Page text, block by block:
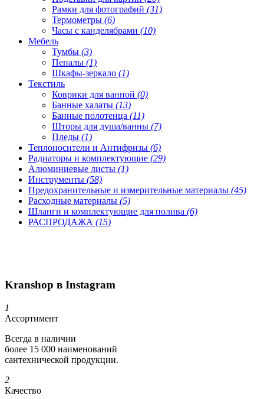
Рамки для фотографий (31)
Термометры (6)
Часы с канделябрами (10)
Мебель
Тумбы (3)
Пеналы (1)
Шкафы-зеркало (1)
Текстиль
Коврики для ванной (0)
Банные халаты (13)
Банные полотенца (11)
Шторы для душа/ванны (7)
Пледы (1)
Теплоносители и Антифризы (6)
Радиаторы и комплектующие (29)
Алюминиевые листы (1)
Инструменты (58)
Предохранительные и измерительные материалы (45)
Расходные материалы (5)
Шланги и комплектующие для полива (6)
РАСПРОДАЖА (15)
Kranshop в Instagram
1
Ассортимент
Всегда в наличии
более 15 000 наименований
сантехнической продукции.
2
Качество